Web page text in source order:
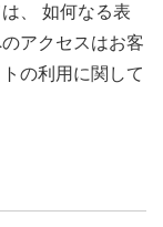
、 如何なる表
アクセスはお客
の利用に関して